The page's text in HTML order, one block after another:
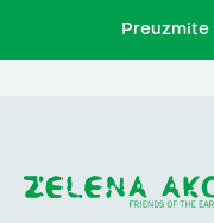
Preuzmite